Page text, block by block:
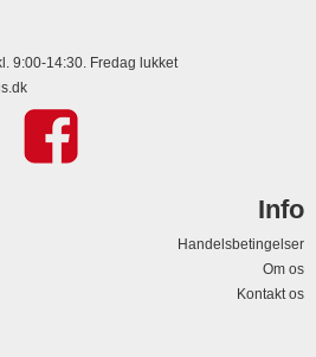
9:00-14:30. Fredag lukket
Info
Handelsbetingelser
Om os
Kontakt os